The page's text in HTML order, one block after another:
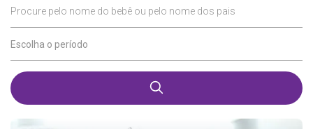
Procure pelo nome do bebê ou pelo nome dos pais
Escolha o período